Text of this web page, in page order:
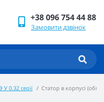
+38 096 754 44 88
Замовити дзвінок
0.32 серії Статор в корпусі